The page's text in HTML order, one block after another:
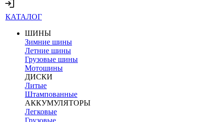
КАТАЛОГ
ШИНЫ
Зимние шины
Летние шины
Грузовые шины
Мотошины
ДИСКИ
Литые
Штампованные
АККУМУЛЯТОРЫ
Легковые
Грузовые